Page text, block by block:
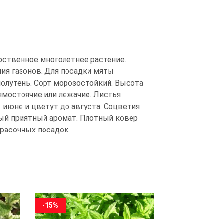
многолетнее растение.
газонов. Для посадки мяты
Сорт морозостойкий. Высота
или лежачие. Листья
и цветут до августа. Соцветия
приятный аромат. Плотный ковер
посадок.
-15%